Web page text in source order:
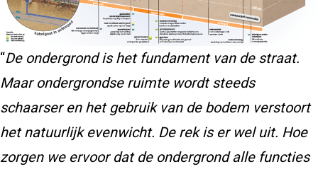
“De ondergrond is het fundament van de straat.
Maar ondergrondse ruimte wordt steeds
schaarser en het gebruik van de bodem verstoort
het natuurlijk evenwicht. De rek is er wel uit. Hoe
zorgen we ervoor dat de ondergrond alle functies